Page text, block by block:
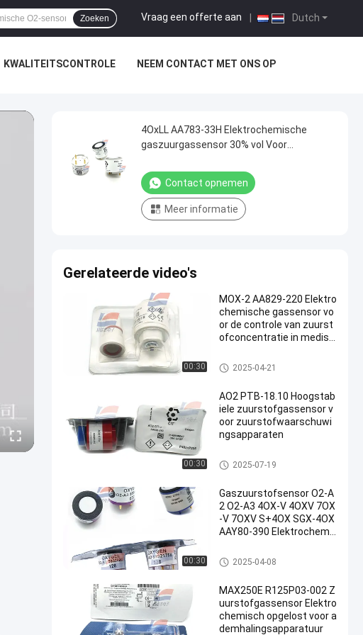
Dutch
Vraag een offerte aan
Zoeken
KWALITEITSCONTROLE NEEM CONTACT MET ONS OP
4OxLL AA783-33H Elektrochemische
gaszuurgassensor 30% vol Voor
Contact opnemen
Meer informatie
Gerelateerde video's
00:30
MOX-2 AA829-220 Elektro
chemische gassensor vo
or de controle van zuurst
ofconcentratie in medisc
De Sensor van het zuurstofga
s
2025-04-21
00:30
AO2 PTB-18.10 Hoogstab
iele zuurstofgassensor v
oor zuurstofwaarschuwi
ngsapparaten
De Sensor van het zuurstofga
s
2025-07-19
00:30
Gaszuurstofsensor O2-A
2 O2-A3 4OX-V 4OXV 7OX
-V 7OXV S+4OX SGX-4OX
AAY80-390 Elektrochemi
ardige lekvrije O2-sensor
voor zuurstofgasanalysa
De Sensor van het zuurstofga
s
2025-04-08
MAX250E R125P03-002 Z
uurstofgassensor Elektro
chemisch opgelost voor a
demhalingsapparatuur